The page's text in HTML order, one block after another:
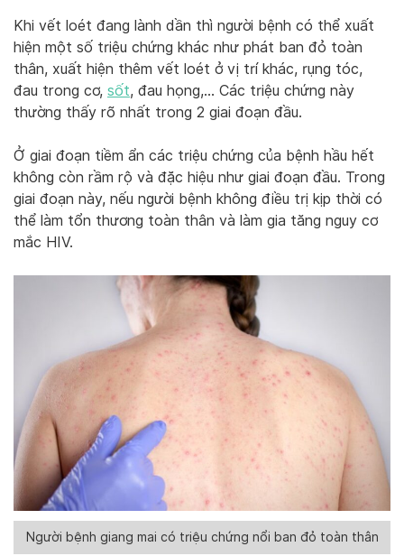
Khi vết loét đang lành dần thì người bệnh có thể xuất
hiện một số triệu chứng khác như phát ban đỏ toàn
thân, xuất hiện thêm vết loét ở vị trí khác, rụng tóc,
đau trong cơ, sốt, đau họng,… Các triệu chứng này
thường thấy rõ nhất trong 2 giai đoạn đầu.
Ở giai đoạn tiềm ẩn các triệu chứng của bệnh hầu hết
không còn rầm rộ và đặc hiệu như giai đoạn đầu. Trong
giai đoạn này, nếu người bệnh không điều trị kịp thời có
thể làm tổn thương toàn thân và làm gia tăng nguy cơ
mắc HIV.
Người bệnh giang mai có triệu chứng nổi ban đỏ toàn thân